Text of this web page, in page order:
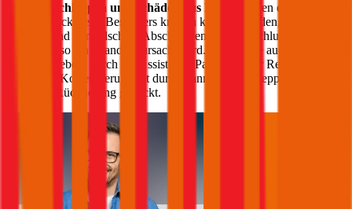
Abschleppen und Schäden aus Brand
sollten ebenfalls
gedeckt sein. Besonders kritisch kann es werden, wenn auf
Grund von falschem Abschleppen ein Kurzschluss entsteht
und so ein Brand verursacht wird. Achten Sie auch auf die
Angebote durch ein Assistance-Paket – in der Regel werden
hier Kosten verursacht durch Pannen, Abschleppen oder auch
für Rückholung gedeckt.